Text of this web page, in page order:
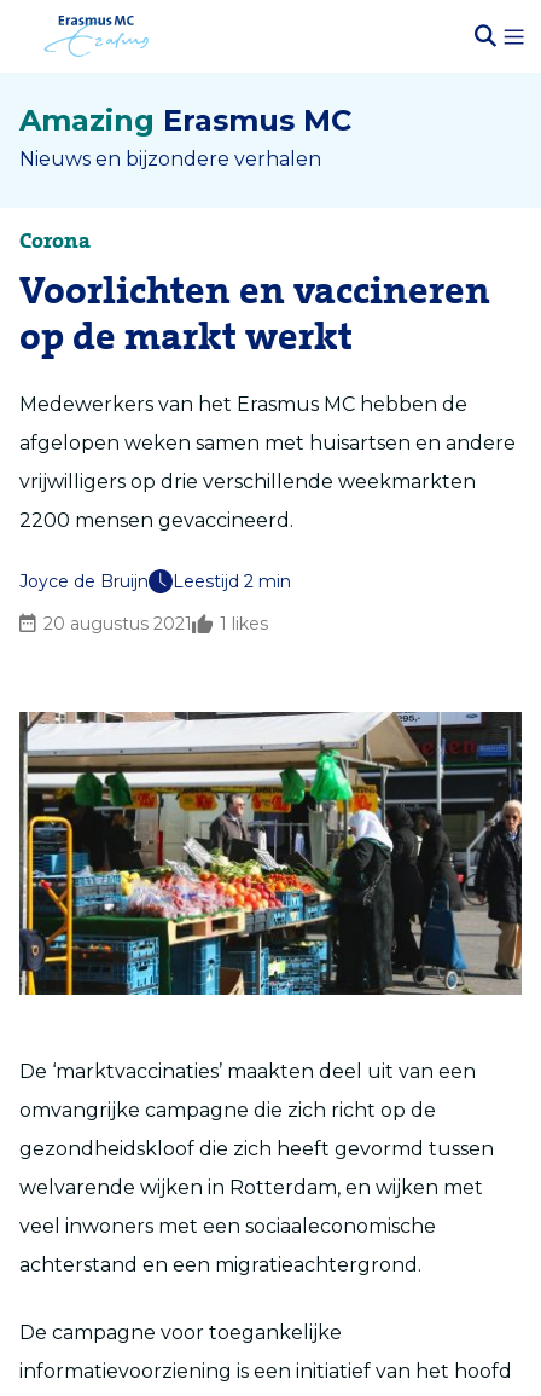
Amazing Erasmus MC
Nieuws en bijzondere verhalen
Corona
Voorlichten en vaccineren
op de markt werkt
Medewerkers van het Erasmus MC hebben de
afgelopen weken samen met huisartsen en andere
vrijwilligers op drie verschillende weekmarkten
2200 mensen gevaccineerd.
Joyce de Bruijn
Leestijd 2 min
20 augustus 2021
1 likes
De ‘marktvaccinaties’ maakten deel uit van een
omvangrijke campagne die zich richt op de
gezondheidskloof die zich heeft gevormd tussen
welvarende wijken in Rotterdam, en wijken met
veel inwoners met een sociaaleconomische
achterstand en een migratieachtergrond.
De campagne voor toegankelijke
informatievoorziening is een initiatief van het hoofd